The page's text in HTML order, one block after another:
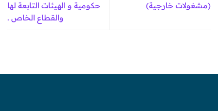
(مشغولات خارجية)
حكومية و الهيئات التابعة لها
والقطاع الخاص .